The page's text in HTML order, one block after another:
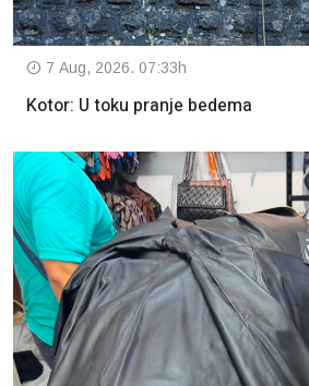
7 Aug, 2026. 07:33h
Kotor: U toku pranje bedema